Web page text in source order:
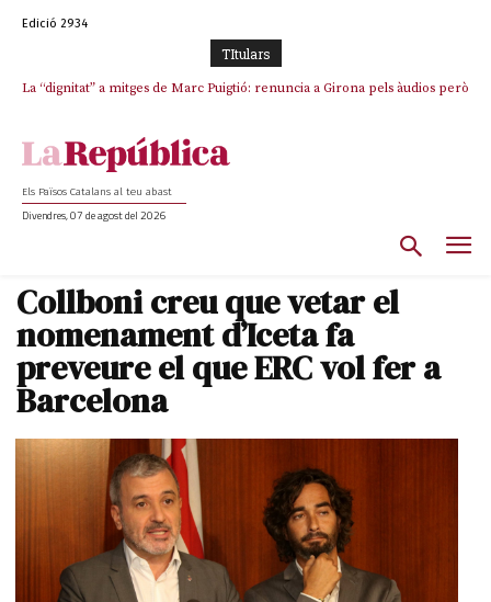
Edició 2934
TItulars
La “dignitat” a mitges de Marc Puigtió: renuncia a Girona pels àudios però
Els Països Catalans al teu abast
Divendres, 07 de agost del 2026
Collboni creu que vetar el
nomenament d’Iceta fa
preveure el que ERC vol fer a
Barcelona